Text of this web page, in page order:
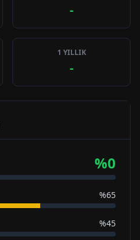
-
1 YILLIK
-
%0
%65
%45